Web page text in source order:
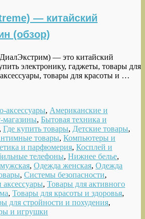
— китайский
(обзор)
— это китайский
электронику, гаджеты, товары для
товары для красоты и …
аксессуары, Американские и
магазины, Бытовая техника и
, Где купить товары, Детские товары,
товары, Компьютеры и
и парфюмерия, Косплей и
телефоны, Нижнее белье,
, Одежда женская, Одежда
, Системы безопасности,
, Товары для активного
, Товары для красоты и здоровья,
для стройности и похудения,
и игрушки